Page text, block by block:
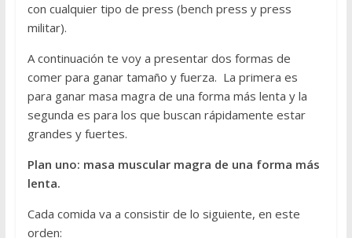
con cualquier tipo de press (bench press y press
militar).
A continuación te voy a presentar dos formas de
comer para ganar tamaño y fuerza. La primera es
para ganar masa magra de una forma más lenta y la
segunda es para los que buscan rápidamente estar
grandes y fuertes.
Plan uno: masa muscular magra de una forma más
lenta.
Cada comida va a consistir de lo siguiente, en este
orden: